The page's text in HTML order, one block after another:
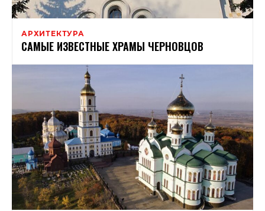
АРХИТЕКТУРА
САМЫЕ ИЗВЕСТНЫЕ ХРАМЫ ЧЕРНОВЦОВ